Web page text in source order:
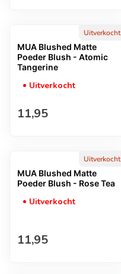
Uitverkocht
MUA Blushed Matte
Poeder Blush - Atomic
Tangerine
Uitverkocht
Normale prijs
11,95
Uitverkocht
MUA Blushed Matte
Poeder Blush - Rose Tea
Uitverkocht
Normale prijs
11,95